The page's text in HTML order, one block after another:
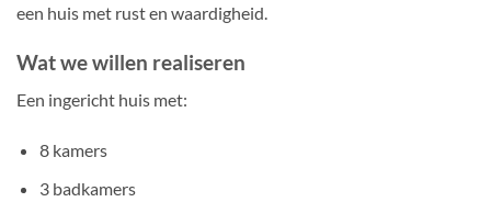
een huis met rust en waardigheid.
Wat we willen realiseren
Een ingericht huis met:
8 kamers
3 badkamers